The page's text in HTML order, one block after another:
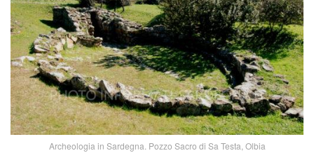
Archeologia in Sardegna. Pozzo Sacro di Sa Testa, Olbia